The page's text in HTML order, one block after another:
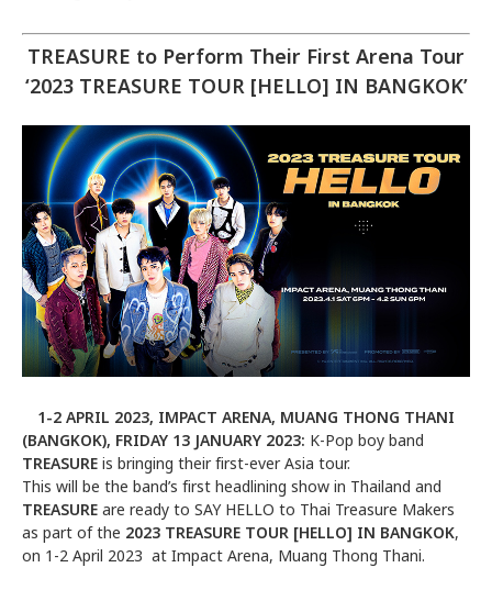
TREASURE to Perform Their First Arena Tour
‘2023 TREASURE TOUR [HELLO] IN BANGKOK’
1-2 APRIL 2023, IMPACT ARENA, MUANG THONG THANI
(BANGKOK), FRIDAY 13 JANUARY 2023: K-Pop boy band
TREASUREis bringing their first-ever Asia tour.
This will be the band’s first headlining show in Thailand and
TREASUREare ready to SAY HELLO to Thai Treasure Makers
as part of the 2023 TREASURE TOUR [HELLO] IN BANGKOK,
on 1-2 April 2023 at Impact Arena, Muang Thong Thani.